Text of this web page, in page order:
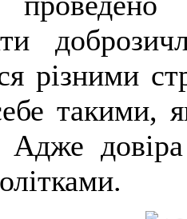
різними
такими,
Адже